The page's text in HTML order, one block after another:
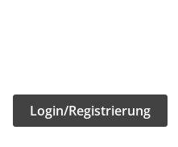
Login/Registrierung